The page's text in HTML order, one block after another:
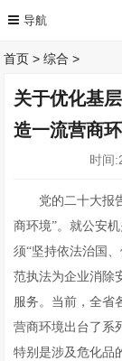
首页 >综合 >
关于优化基
造一流营商
时间
党的二十大报
商环境”。就公安
须“坚持依法治国
范执法为企业消除
服务。当前，全省
营商环境出台了系
特别是涉及危化品